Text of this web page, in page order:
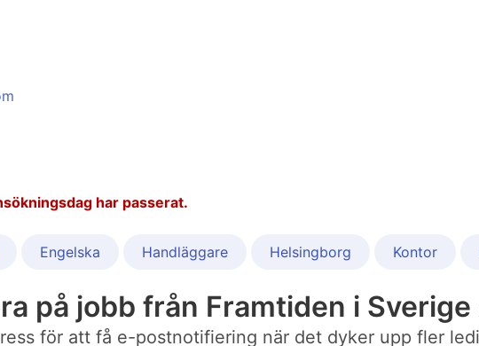
har passerat.
Engelska Handläggare Helsingborg Kontor
på jobb från Framtiden i Sverige
för att få e-postnotifiering när det dyker upp fler